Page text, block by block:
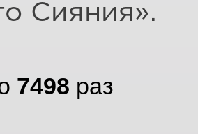
Сияния».
7498 раз